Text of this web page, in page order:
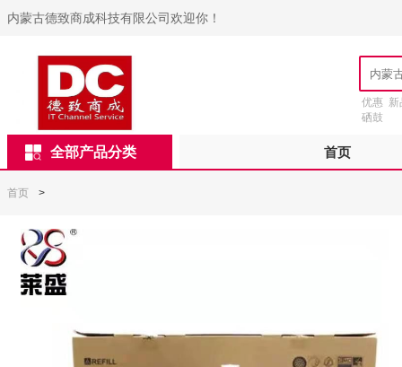
内蒙古德致商成科技有限公司欢迎你！
优惠 新
硒鼓
全部产品分类 首页
首页 >